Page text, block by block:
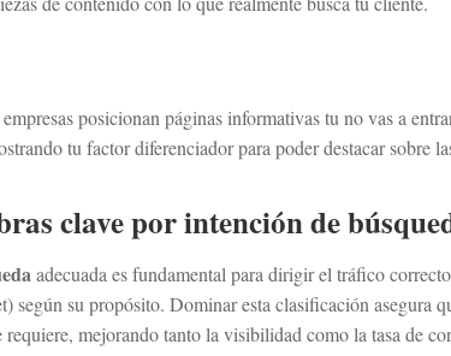
posicionan páginas informativas tu no vas a
tu factor diferenciador para poder destacar sobre
clave por intención de
adecuada es fundamental para dirigir el tráfico
según su propósito. Dominar esta clasificación asegura
requiere, mejorando tanto la visibilidad como la tasa de